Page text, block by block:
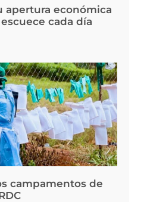
apertura económica
cada día
campamentos de